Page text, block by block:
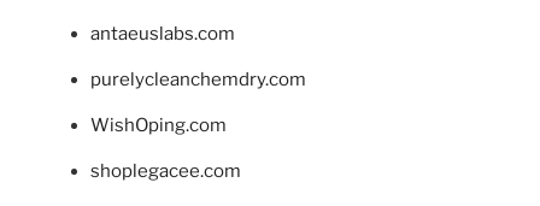
antaeuslabs.com
purelycleanchemdry.com
WishOping.com
shoplegacee.com